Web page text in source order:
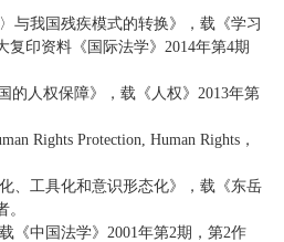
与我国残疾模式的转换》，载《学习
复印资料《国际法学》2014年第4期
的人权保障》，载《人权》2013年第
Rights Protection, Human Rights，
、工具化和意识形态化》，载《东岳
《中国法学》2001年第2期，第2作